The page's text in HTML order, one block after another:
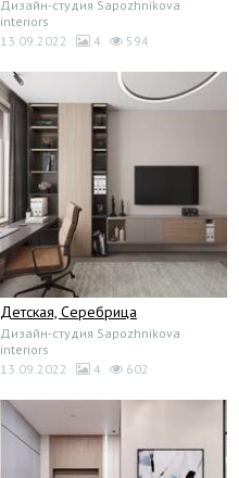
Дизайн-студия Sapozhnikova
interiors
13.09.2022
4 594
Детская, Серебрица
Дизайн-студия Sapozhnikova
interiors
13.09.2022
4 602